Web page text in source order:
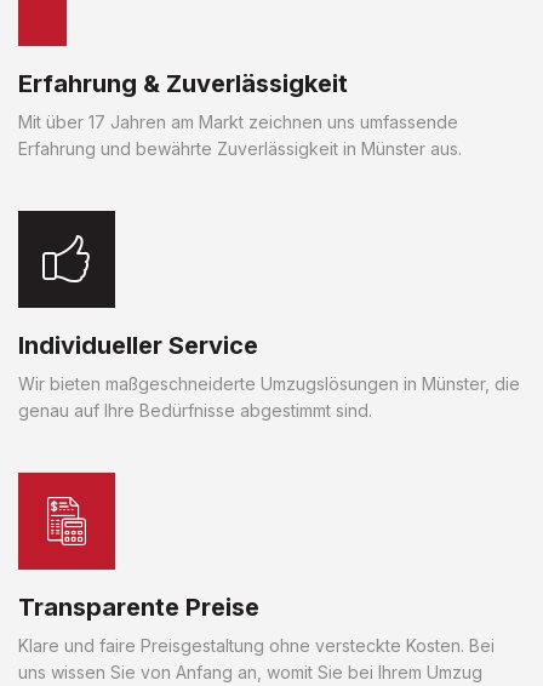
Erfahrung & Zuverlässigkeit
Mit über 17 Jahren am Markt zeichnen uns umfassende
Erfahrung und bewährte Zuverlässigkeit in Münster aus.
Individueller Service
Wir bieten maßgeschneiderte Umzugslösungen in Münster, die
genau auf Ihre Bedürfnisse abgestimmt sind.
Transparente Preise
Klare und faire Preisgestaltung ohne versteckte Kosten. Bei
uns wissen Sie von Anfang an, womit Sie bei Ihrem Umzug